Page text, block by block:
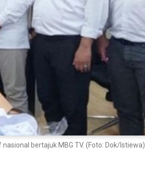
bertajuk MBG TV. (Foto: Dok/Istiewa)